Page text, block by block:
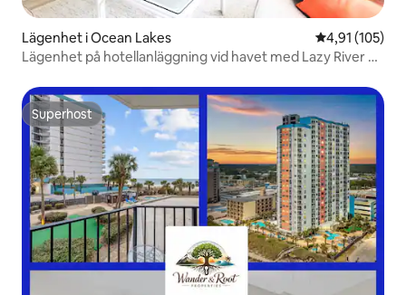
Lägenhet i Ocean Lakes 4,91 av 5 i
4,91 (105)
Lägenhet på hotellanläggning vid havet med Lazy River +
Superhost
Superhost